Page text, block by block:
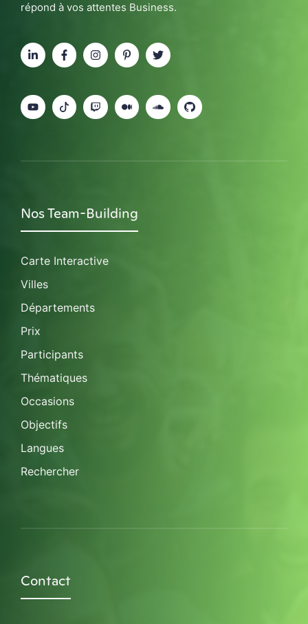
répond à vos attentes Business.
Nos Team-Building
Carte Interactive
Villes
Départements
Prix
Participants
Thématiques
Occasions
Objectifs
Langues
Rechercher
Contact